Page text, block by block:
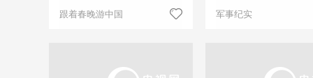
跟着春晚游中国 军事纪实